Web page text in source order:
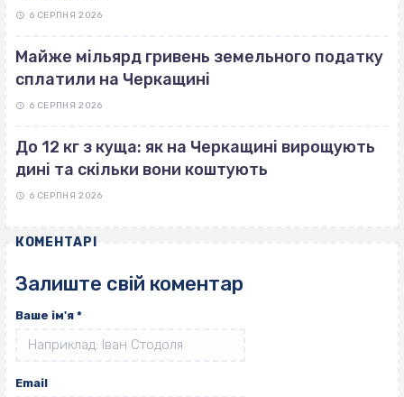
6 СЕРПНЯ 2026
Майже мільярд гривень земельного податку
сплатили на Черкащині
6 СЕРПНЯ 2026
До 12 кг з куща: як на Черкащині вирощують
дині та скільки вони коштують
6 СЕРПНЯ 2026
КОМЕНТАРІ
Залиште свій коментар
Ваше ім'я *
Email